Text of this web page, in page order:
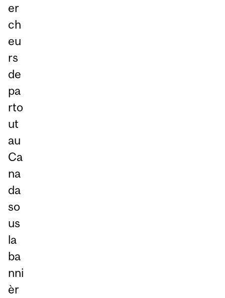
er
ch
eu
rs
de
pa
rto
ut
au
Ca
na
da
so
us
la
ba
nni
èr